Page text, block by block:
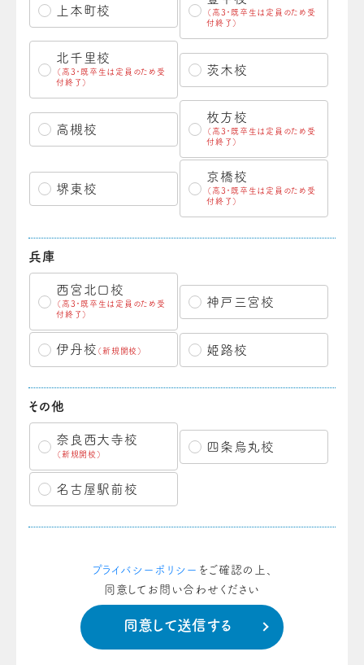
上本町校
（高3・既卒生は定員のため受
付終了）
北千里校
（高3・既卒生は定員のため受
付終了）
茨木校
高槻校
枚方校
（高3・既卒生は定員のため受
付終了）
堺東校
京橋校
（高3・既卒生は定員のため受
付終了）
兵庫
西宮北口校
（高3・既卒生は定員のため受
付終了）
神戸三宮校
伊丹校 （新規開校） 姫路校
その他
奈良西大寺校
（新規開校）
四条烏丸校
名古屋駅前校
プライバシーポリシー をご確認の上、
同意してお問い合わせください